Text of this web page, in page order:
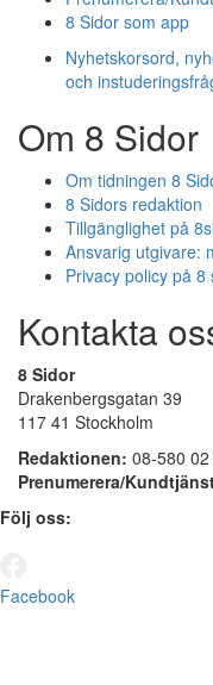
8 Sidor som app
Nyhetskorsord,
och
Om 8 Sidor
Om tidningen 8
8 Sidors redaktion
Tillgänglighet på
Ansvarig utgivare:
Privacy policy på 8
Kontakta
8 Sidor
Drakenbergsgatan 39
117 41 Stockholm
Redaktionen: 08-580
Prenumerera/
Följ oss:
Facebook